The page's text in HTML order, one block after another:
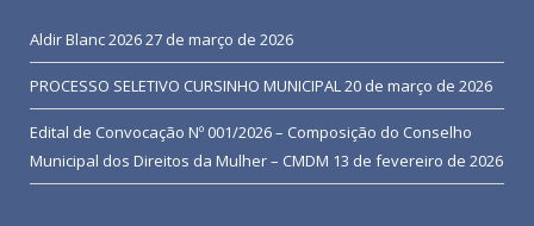
Aldir Blanc 202627 de março de 2026
PROCESSO SELETIVO CURSINHO MUNICIPAL20 de março de 2026
Edital de Convocação Nº 001/2026 – Composição do Conselho
Municipal dos Direitos da Mulher – CMDM 13 de fevereiro de 2026